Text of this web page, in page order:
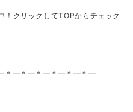
クリックしてTOPからチェック
＊—＊—＊—＊—＊—＊—